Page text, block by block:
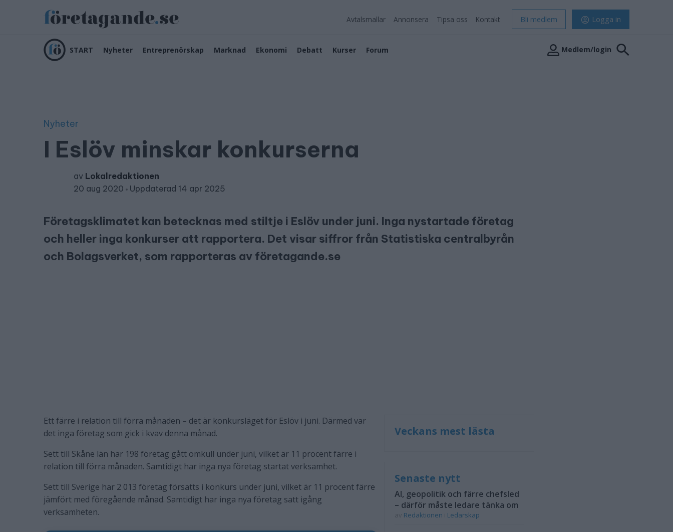
Avtalsmallar Annonsera Tipsa oss Kontakt Bli medlem Logga in
START Nyheter Entreprenörskap Marknad Ekonomi Debatt Kurser Forum Medlem/login
Nyheter
I Eslöv minskar konkurserna
av Lokalredaktionen
20 aug 2020
Uppdaterad 14 apr 2025
Företagsklimatet kan betecknas med stiltje i Eslöv under juni. Inga nystartade företag
och heller inga konkurser att rapportera. Det visar siffror från Statistiska centralbyrån
och Bolagsverket, som rapporteras av företagande.se
Ett färre i relation till förra månaden – det är konkursläget för Eslöv i juni. Därmed var
det inga företag som gick i kvav denna månad.
Sett till Skåne län har 198 företag gått omkull under juni, vilket är 11 procent färre i
relation till förra månaden. Samtidigt har inga nya företag startat verksamhet.
Sett till Sverige har 2 013 företag försatts i konkurs under juni, vilket är 11 procent färre
jämfört med föregående månad. Samtidigt har inga nya företag satt igång
verksamheten.
Veckans mest lästa
Senaste nytt
AI, geopolitik och färre chefsled
– därför måste ledare tänka om
Redaktionen Ledarskap